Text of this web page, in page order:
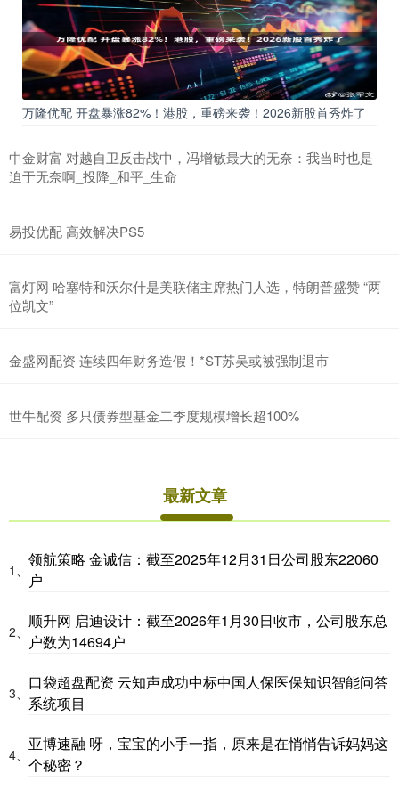
万隆优配 开盘暴涨82%！港股，重磅来袭！2026新股首秀炸了
中金财富 对越自卫反击战中，冯增敏最大的无奈：我当时也是
迫于无奈啊_投降_和平_生命
易投优配 高效解决PS5
富灯网 哈塞特和沃尔什是美联储主席热门人选，特朗普盛赞 “两
位凯文”
金盛网配资 连续四年财务造假！*ST苏吴或被强制退市
世牛配资 多只债券型基金二季度规模增长超100%
最新文章
1、
领航策略 金诚信：截至2025年12月31日公司股东22060
户
2、
顺升网 启迪设计：截至2026年1月30日收市，公司股东总
户数为14694户
3、
口袋超盘配资 云知声成功中标中国人保医保知识智能问答
系统项目
4、
亚博速融 呀，宝宝的小手一指，原来是在悄悄告诉妈妈这
个秘密？